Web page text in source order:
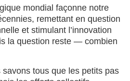
mondial façonne notre
remettant en question
et stimulant l’innovation
la question reste — combien
tous que les petits pas